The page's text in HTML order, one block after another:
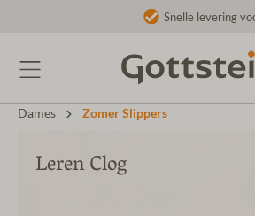
Snelle levering voor
Dames Zomer Slippers
Leren Clog